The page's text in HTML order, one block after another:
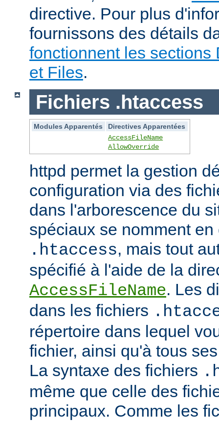
directive. Pour plus
fournissons des détails
fonctionnent les sections
et Files.
Fichiers .htaccess
Modules Apparentés
Directives Apparentées
AccessFileName
AllowOverride
httpd permet la gestion
configuration via des
dans l'arborescence du
spéciaux se nomment en
.htaccess, mais tout
spécifié à l'aide de la
AccessFileName. Les
dans les fichiers
répertoire dans lequel
fichier, ainsi qu'à tous
La syntaxe des fichiers
même que celle des
principaux. Comme les